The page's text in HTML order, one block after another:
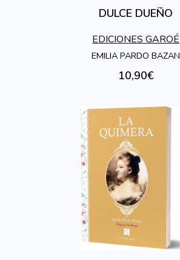
DULCE DUEÑO
EDICIONES GAROÉ
EMILIA PARDO BAZAN
10,90€